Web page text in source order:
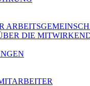
DIE